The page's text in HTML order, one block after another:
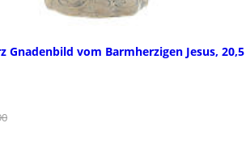
Gnadenbild vom Barmherzigen Jesus,